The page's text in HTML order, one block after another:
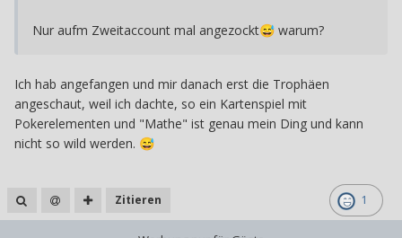
Nur aufm Zweitaccount mal angezockt😅 warum?
Ich hab angefangen und mir danach erst die Trophäen
angeschaut, weil ich dachte, so ein Kartenspiel mit
Pokerelementen und "Mathe" ist genau mein Ding und kann
nicht so wild werden. 😅
1
Zitieren